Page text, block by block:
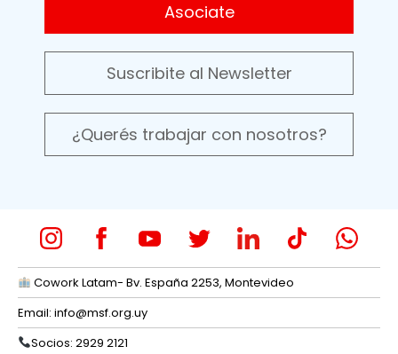
Asociate
Suscribite al Newsletter
¿Querés trabajar con nosotros?
Cowork Latam- Bv. España 2253, Montevideo
Email: info@msf.org.uy
Socios: 2929 2121